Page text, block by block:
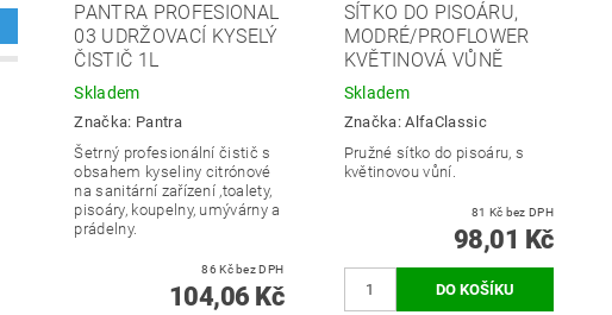
PANTRA PROFESIONAL
03 UDRŽOVACÍ KYSELÝ
ČISTIČ 1L
Skladem
Značka: Pantra
Šetrný profesionální čistič s
obsahem kyseliny citrónové
na sanitární zařízení ,toalety,
pisoáry, koupelny, umývárny a
prádelny.
86 Kč bez DPH
104,06 Kč
SÍTKO DO PISOÁRU,
MODRÉ/PROFLOWER
KVĚTINOVÁ VŮNĚ
Skladem
Značka:AlfaClassic
Pružné sítko do pisoáru, s
květinovou vůní.
81 Kč bez DPH
98,01 Kč